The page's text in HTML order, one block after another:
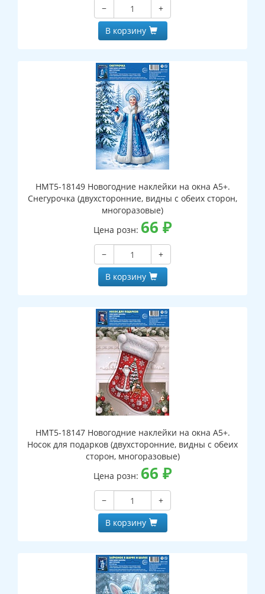
−
+
В корзину
НМТ5-18149 Новогодние наклейки на окна А5+.
Снегурочка (двухсторонние, видны с обеих сторон,
многоразовые)
Цена розн: 66 ₽
−
+
В корзину
НМТ5-18147 Новогодние наклейки на окна А5+.
Носок для подарков (двухсторонние, видны с обеих
сторон, многоразовые)
Цена розн: 66 ₽
−
+
В корзину